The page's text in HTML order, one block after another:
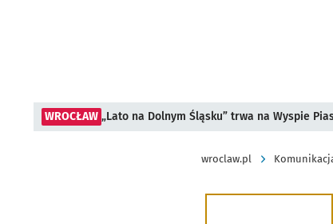
WROCŁAW „Lato na Dolnym Śląsku” trwa na Wyspie
wroclaw.pl